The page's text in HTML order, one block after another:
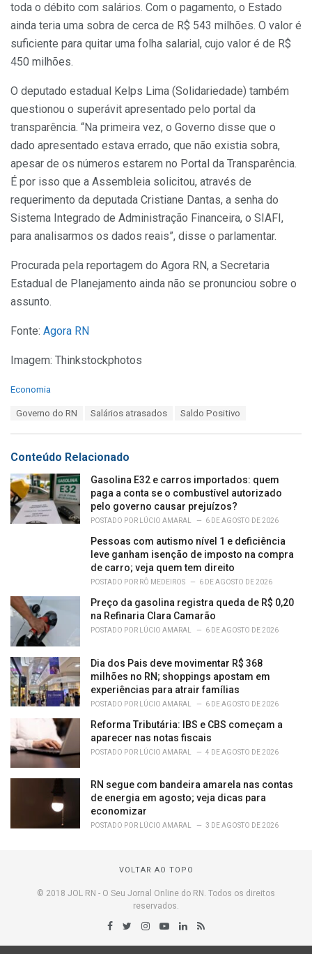
toda o débito com salários. Com o pagamento, o Estado
ainda teria uma sobra de cerca de R$ 543 milhões. O valor é
suficiente para quitar uma folha salarial, cujo valor é de R$
450 milhões.
O deputado estadual Kelps Lima (Solidariedade) também
questionou o superávit apresentado pelo portal da
transparência. “Na primeira vez, o Governo disse que o
dado apresentado estava errado, que não existia sobra,
apesar de os números estarem no Portal da Transparência.
É por isso que a Assembleia solicitou, através de
requerimento da deputada Cristiane Dantas, a senha do
Sistema Integrado de Administração Financeira, o SIAFI,
para analisarmos os dados reais”, disse o parlamentar.
Procurada pela reportagem do Agora RN, a Secretaria
Estadual de Planejamento ainda não se pronunciou sobre o
assunto.
Fonte: Agora RN
Imagem: Thinkstockphotos
C
o
r
i
e
s
:
Economia
:
Governo do RN Salários atrasados Saldo Positivo
Conteúdo Relacionado
Gasolina E32 e carros importados: quem
paga a conta se o combustível autorizado
pelo governo causar prejuízos?
POSTADO POR LÚCIO AMARAL 6 DE AGOSTO DE 2026
Pessoas com autismo nível 1 e deficiência
leve ganham isenção de imposto na compra
de carro; veja quem tem direito
POSTADO POR RÔ MEDEIROS 6 DE AGOSTO DE 2026
Preço da gasolina registra queda de R$ 0,20
na Refinaria Clara Camarão
POSTADO POR LÚCIO AMARAL 6 DE AGOSTO DE 2026
Dia dos Pais deve movimentar R$ 368
milhões no RN; shoppings apostam em
experiências para atrair famílias
POSTADO POR LÚCIO AMARAL 6 DE AGOSTO DE 2026
Reforma Tributária: IBS e CBS começam a
aparecer nas notas fiscais
POSTADO POR LÚCIO AMARAL 4 DE AGOSTO DE 2026
RN segue com bandeira amarela nas contas
de energia em agosto; veja dicas para
economizar
POSTADO POR LÚCIO AMARAL 3 DE AGOSTO DE 2026
VOLTAR AO TOPO
© 2018 JOL RN - O Seu Jornal Online do RN. Todos os direitos
reservados.